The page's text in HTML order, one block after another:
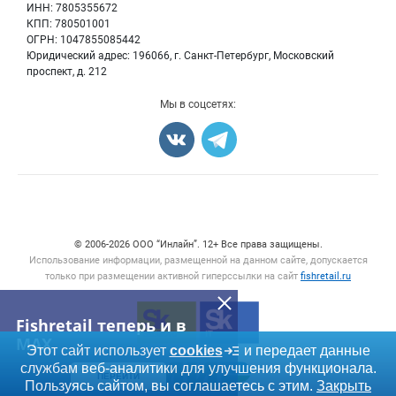
Fishretail теперь и в
MAX
ПЕРЕЙТИ
ИНН: 7805355672
КПП: 780501001
ОГРН: 1047855085442
Юридический адрес: 196066, г. Санкт-Петербург, Московский
проспект, д. 212
Блог
Мы в соцсетях:
© 2006‑2026 ООО “Инлайн”. 12+ Все права защищены.
Использование информации, размещенной на данном сайте, допускается
только при размещении активной гиперссылки на сайт fishretail.ru
Этот сайт использует cookies
и передает данные
службам веб-аналитики для улучшения функционала.
Пользуясь сайтом, вы соглашаетесь с этим. Закрыть